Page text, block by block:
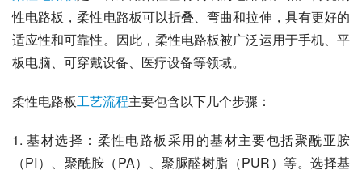
性电路板，柔性电路板可以折叠、弯曲和拉伸，具有更好的
适应性和可靠性。因此，柔性电路板被广泛运用于手机、平
板电脑、可穿戴设备、医疗设备等领域。
柔性电路板工艺流程主要包含以下几个步骤：
1. 基材选择：柔性电路板采用的基材主要包括聚酰亚胺
（PI）、聚酰胺（PA）、聚脲醛树脂（PUR）等。选择基